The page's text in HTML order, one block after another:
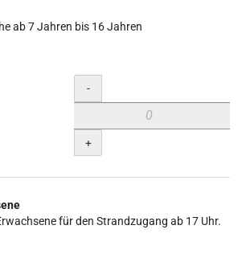
ab 7 Jahren bis 16 Jahren
Menge
-
+
für den Strandzugang ab 17 Uhr.